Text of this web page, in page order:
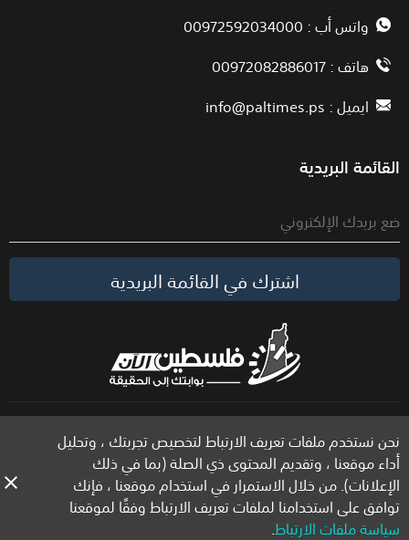
نحن نستخدم ملفات تعريف الارتباط لتخصيص تجربتك ، وتحليل
أداء موقعنا ، وتقديم المحتوى ذي الصلة (بما في ذلك
الإعلانات). من خلال الاستمرار في استخدام موقعنا ، فإنك
توافق على استخدامنا لملفات تعريف الارتباط وفقًا لموقعنا
سياسة ملفات الارتباط.
واتس أب : 00972592034000
هاتف : 00972082886017
ايميل :info@paltimes.ps
القائمة البريدية
اشترك في القائمة البريدية